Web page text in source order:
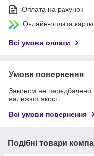
Оплата на рахунок
Онлайн-оплата
Всі умови оплати
Умови повернення
Законом не передбачено
належної якості
Всі умови повернення
Подібні товари